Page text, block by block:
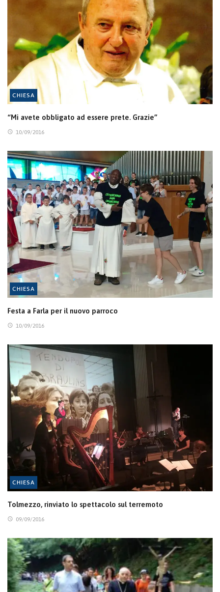
CHIESA
“Mi avete obbligato ad essere prete. Grazie”
10/09/2016
CHIESA
Festa a Farla per il nuovo parroco
10/09/2016
CHIESA
Tolmezzo, rinviato lo spettacolo sul terremoto
09/09/2016